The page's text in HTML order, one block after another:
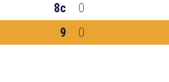
8c
0
9
0